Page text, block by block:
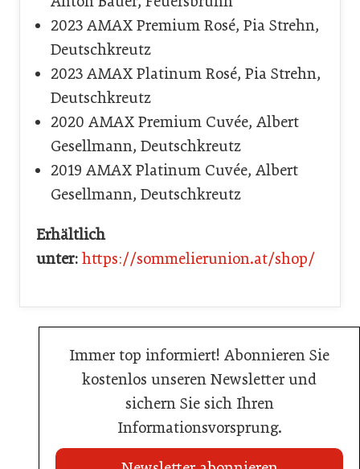
2023 AMAX Premium Rosé, Pia Strehn,
Deutschkreutz
2023 AMAX Platinum Rosé, Pia Strehn,
Deutschkreutz
2020 AMAX Premium Cuvée, Albert
Gesellmann, Deutschkreutz
2019 AMAX Platinum Cuvée, Albert
Gesellmann, Deutschkreutz
Erhältlich
unter: https://sommelierunion.at/shop/
Immer top informiert! Abonnieren Sie
kostenlos unseren Newsletter und
sichern Sie sich Ihren
Informationsvorsprung.